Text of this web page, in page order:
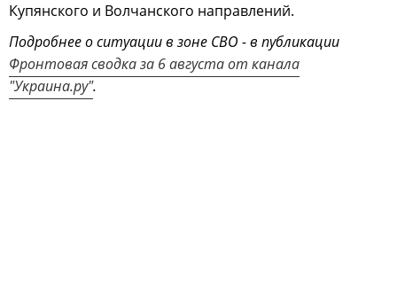
Купянского и Волчанского направлений.
Подробнее о ситуации в зоне СВО - в публикации
Фронтовая сводка за 6 августа от канала
"Украина.ру".